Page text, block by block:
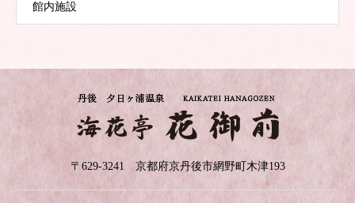
館内施設
〒629-3241 京都府京丹後市網野町木津193